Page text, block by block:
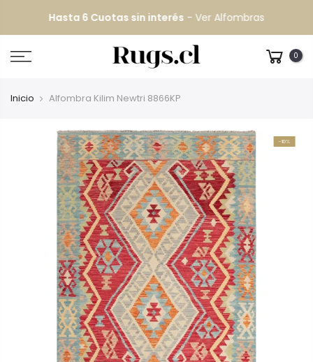
Hasta 6 Cuotas sin interés -Ver Alfombras
0
Inicio Alfombra Kilim Newtri 8866KP
-10%